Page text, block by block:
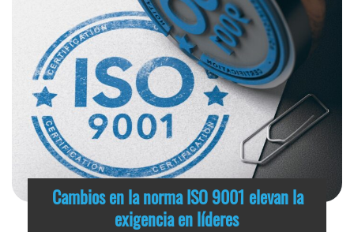
Cambios en la norma ISO 9001 elevan la
exigencia en líderes